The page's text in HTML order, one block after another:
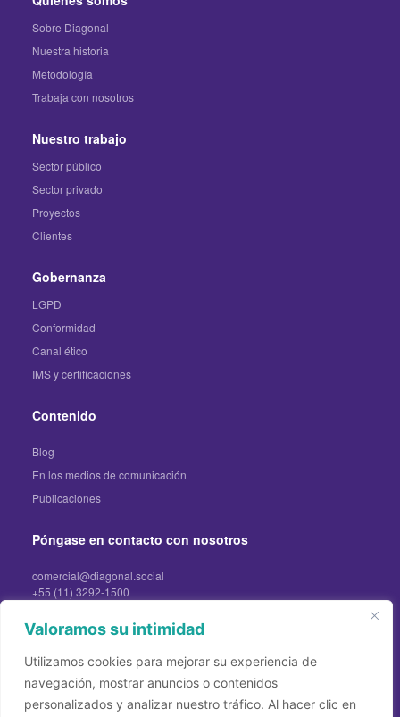
Valoramos su intimidad
Utilizamos cookies para mejorar su experiencia de
navegación, mostrar anuncios o contenidos
personalizados y analizar nuestro tráfico. Al hacer clic en
Sobre Diagonal
Nuestra historia
Metodología
Trabaja con nosotros
Nuestro trabajo
Sector público
Sector privado
Proyectos
Clientes
Gobernanza
LGPD
Conformidad
Canal ético
IMS y certificaciones
Contenido
Blog
En los medios de comunicación
Publicaciones
Póngase en contacto con nosotros
comercial@diagonal.social
+55 (11) 3292-1500
Pulse